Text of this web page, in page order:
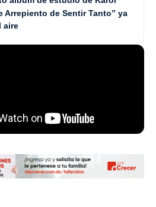
Arrepiento de Sentir Tanto” ya
aire